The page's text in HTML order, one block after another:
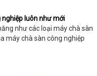
nghiệp luôn như mới
như các loại máy chà sàn
máy chà sàn công nghiệp